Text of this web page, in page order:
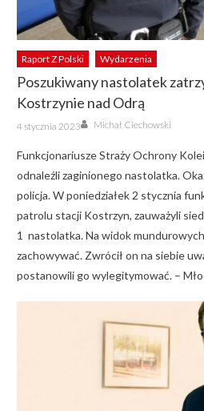
Raport Z Polski Wydarzenia
Poszukiwany nastolatek
Kostrzynie nad Odrą
Posted
on
4 stycznia 2023 Author
Michał Ciechowski
Funkcjonariusze Straży Ochrony
odnaleźli zaginionego nastolatka.
policja. W poniedziałek 2 stycznia
patrolu stacji Kostrzyn, zauważyli
1 nastolatka. Na widok
zachowywać. Zwrócił on na siebie
postanowili go wylegitymować. –